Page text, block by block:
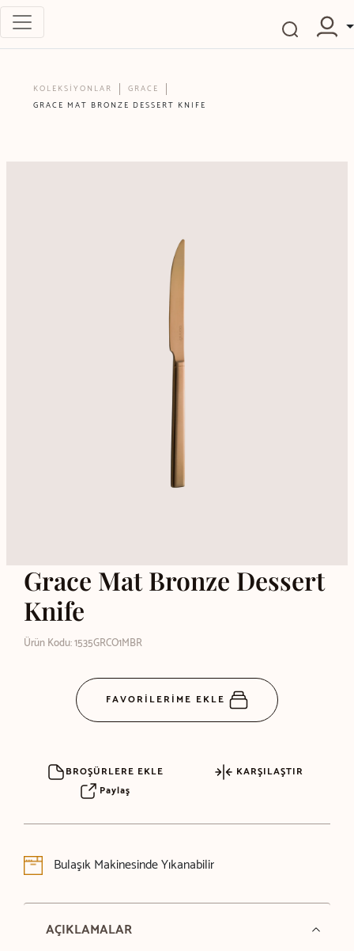
KOLEKSİYONLAR
GRACE
GRACE MAT BRONZE DESSERT KNIFE
Grace Mat Bronze Dessert
Knife
Ürün Kodu: 1535GRCO1MBR
FAVORİLERİME EKLE
BROŞÜRLERE EKLE
KARŞILAŞTIR
Paylaş
Bulaşık Makinesinde Yıkanabilir
AÇIKLAMALAR